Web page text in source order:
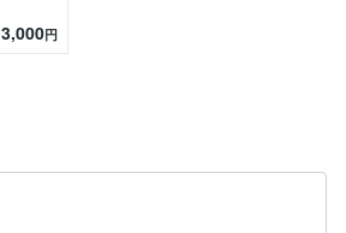
3,000円